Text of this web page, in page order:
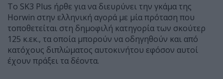
To SK3 Plus ήρθε για να διευρύνει την γκάμα της
Horwin στην ελληνική αγορά με μία πρόταση που
τοποθετείται στη δημοφιλή κατηγορία των σκούτερ
125 κ.εκ., τα οποία μπορούν να οδηγηθούν και από
κατόχους διπλώματος αυτοκινήτου εφόσον αυτοί
έχουν πράξει τα δέοντα.